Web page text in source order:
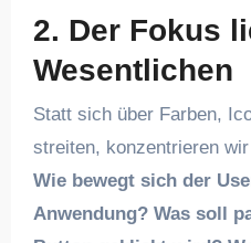
2. Der Fokus
Wesentlichen
Statt sich über Farben,
streiten, konzentrieren
Wie bewegt sich der
Anwendung? Was soll